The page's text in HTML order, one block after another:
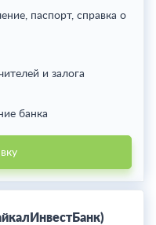
паспорт, справка о
и залога
банка